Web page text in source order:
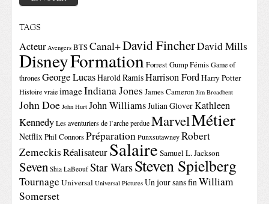
TAGS
Acteur Avengers BTSCanal+David FincherDavid Mills
DisneyFormationForrest GumpFémis Game of
thrones George LucasHarold RamisHarrison FordHarry Potter
Histoire vraie imageIndiana Jones James Cameron Jim Broadbent
John Doe John Hurt John WilliamsJulian GloverKathleen
Kennedy Les aventuriers de l’arche perdue MarvelMétier
NetflixPhil ConnorsPréparation Punxsutawney Robert
ZemeckisRéalisateurSalaire Samuel L. Jackson
Seven Shia LaBeouf Star WarsSteven Spielberg
TournageUniversal Universal Pictures Un jour sans finWilliam
Somerset